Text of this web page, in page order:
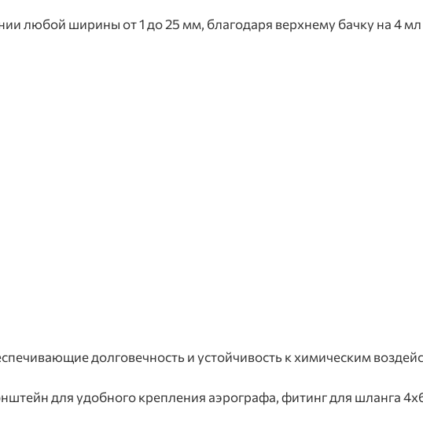
любой ширины от 1 до 25 мм, благодаря верхнему бачку на 4
долговечность и устойчивость к химическим
для удобного крепления аэрографа, фитинг для шланга